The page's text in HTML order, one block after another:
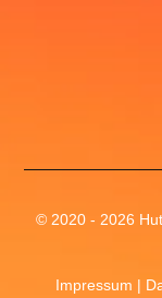
© 2020 - 2026
Impressum |